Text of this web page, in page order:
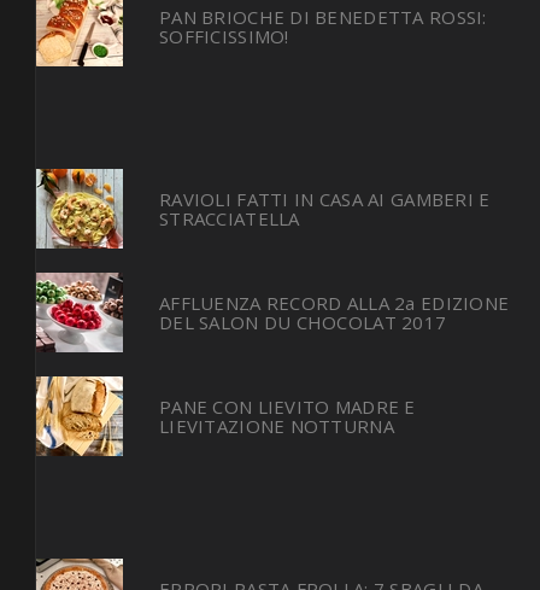
PAN BRIOCHE DI BENEDETTA ROSSI:
SOFFICISSIMO!
RAVIOLI FATTI IN CASA AI GAMBERI E
STRACCIATELLA
AFFLUENZA RECORD ALLA 2a EDIZIONE
DEL SALON DU CHOCOLAT 2017
PANE CON LIEVITO MADRE E
LIEVITAZIONE NOTTURNA